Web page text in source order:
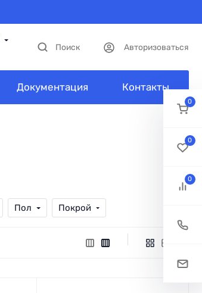
Поиск Авторизоваться
Документация Контакты
Пол Покрой
0
0
0